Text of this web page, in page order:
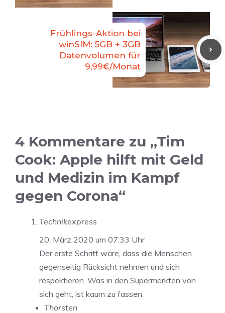
Frühlings-Aktion bei
winSIM: 5GB + 3GB
Datenvolumen für
9,99€/Monat
4 Kommentare zu „Tim
Cook: Apple hilft mit Geld
und Medizin im Kampf
gegen Corona“
Technikexpress
20. März 2020 um 07:33 Uhr
Der erste Schritt wäre, dass die Menschen
gegenseitig Rücksicht nehmen und sich
respektieren. Was in den Supermärkten von
sich geht, ist kaum zu fassen.
Thorsten